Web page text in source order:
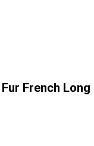
French